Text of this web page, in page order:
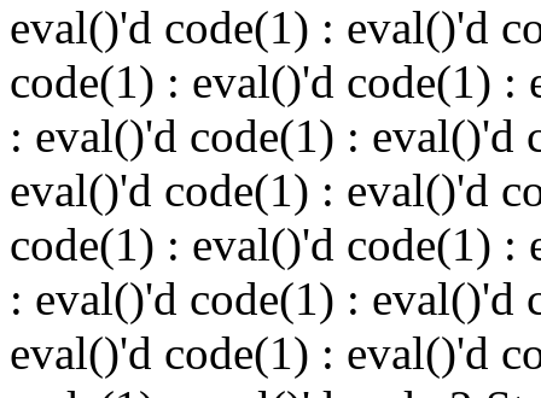
eval()'d code(1) : eval()'d
code(1) : eval()'d code(1) :
: eval()'d code(1) : eval()'d
eval()'d code(1) : eval()'d
code(1) : eval()'d code(1) :
: eval()'d code(1) : eval()'d
eval()'d code(1) : eval()'d